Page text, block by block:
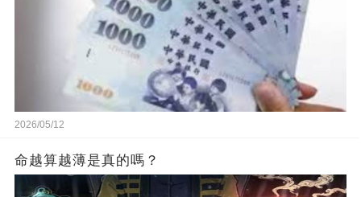
2026/05/12
命越算越薄是真的嗎？